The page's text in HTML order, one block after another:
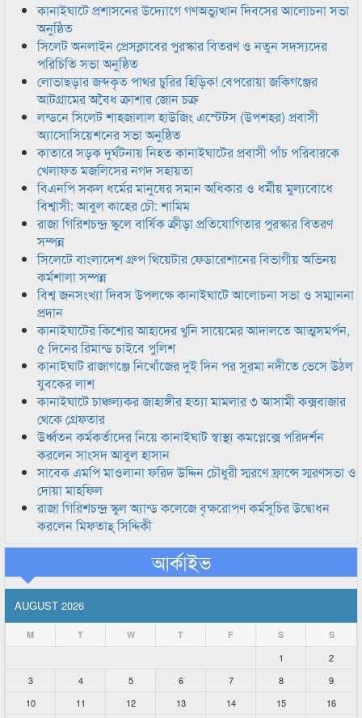
কানাইঘাটে প্রশাসনের উদ্যোগে গণঅভ্যুত্থান দিবসের আলোচনা সভা
অনুষ্ঠিত
সিলেট অনলাইন প্রেসক্লাবের পুরস্কার বিতরণ ও নতুন সদস্যদের
পরিচিতি সভা অনুষ্ঠিত
লোভাছড়ার জব্দকৃত পাথর চুরির হিড়িক! বেপরোয়া জকিগঞ্জের
আটগ্রামের অবৈধ ক্রাশার জোন চক্র
লন্ডনে সিলেট শাহজালাল হাউজিং এস্টেটস (উপশহর) প্রবাসী
অ্যাসোসিয়েশনের সভা অনুষ্ঠিত
কাতারে সড়ক দুর্ঘটনায় নিহত কানাইঘাটের প্রবাসী পাঁচ পরিবারকে
খেলাফত মজলিসের নগদ সহায়তা
বিএনপি সকল ধর্মের মানুষের সমান অধিকার ও ধর্মীয় মুল্যবোধে
বিশ্বাসী: আবুল কাহের চৌ: শামিম
রাজা গিরিশচন্দ্র স্কুলে বার্ষিক ক্রীড়া প্রতিযোগিতার পুরস্কার বিতরণ
সম্পন্ন
সিলেটে বাংলাদেশ গ্রুপ থিয়েটার ফেডারেশানের বিভাগীয় অভিনয়
কর্মশালা সম্পন্ন
বিশ্ব জনসংখ্যা দিবস উপলক্ষে কানাইঘাটে আলোচনা সভা ও সম্মাননা
প্রদান
কানাইঘাটের কিশোর আহাদের খুনি সায়েমের আদালতে আত্মসমর্পন,
৫ দিনের রিমান্ড চাইবে পুলিশ
কানাইঘাট রাজাগঞ্জে নিখোঁজের দুই দিন পর সুরমা নদীতে ভেসে উঠল
যুবকের লাশ
কানাইঘাটে চাঞ্চল্যকর জাহাঙ্গীর হত্যা মামলার ৩ আসামী কক্সবাজার
থেকে গ্রেফতার
উর্ধ্বতন কর্মকর্তাদের নিয়ে কানাইঘাট স্বাস্থ্য কমপ্লেক্সে পরিদর্শন
করলেন সাংসদ আবুল হাসান
সাবেক এমপি মাওলানা ফরিদ উদ্দিন চৌধুরী স্মরণে ফ্রান্সে স্মরণসভা ও
দোয়া মাহফিল
রাজা গিরিশচন্দ্র স্কুল অ্যান্ড কলেজে বৃক্ষরোপণ কর্মসূচির উদ্বোধন
করলেন মিফতাহ্ সিদ্দিকী
আর্কাইভ
AUGUST 2026
M T W T F S S
1
2
3
4 5 6 7 8
9
10
11 12 13 14 15 16